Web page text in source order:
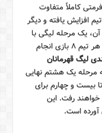
با فرمتی کاملاً متفاوت
ظاهر شده است. مسابقات از ۳۲ تیم به ۳۶ تیم افزایش یافته و دیگر
یک مرحله لیگی با
حضور تمامی ۳۶ تیم برگزار می‌شود که در آن هر تیم ۸ بازی انجام
لیگ قهرمانان
یک هشتم نهایی
بیست و چهارم برای
رفت. این
آورده است.